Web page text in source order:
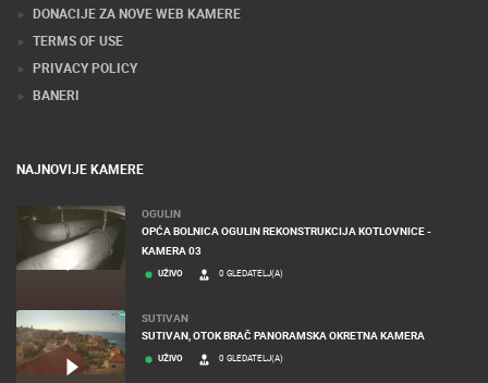
DONACIJE ZA NOVE WEB KAMERE
TERMS OF USE
PRIVACY POLICY
BANERI
NAJNOVIJE KAMERE
OGULIN
OPĆA BOLNICA OGULIN REKONSTRUKCIJA KOTLOVNICE -
KAMERA 03
UŽIVO 0 GLEDATELJ(A)
SUTIVAN
SUTIVAN, OTOK BRAČ PANORAMSKA OKRETNA KAMERA
UŽIVO 0 GLEDATELJ(A)